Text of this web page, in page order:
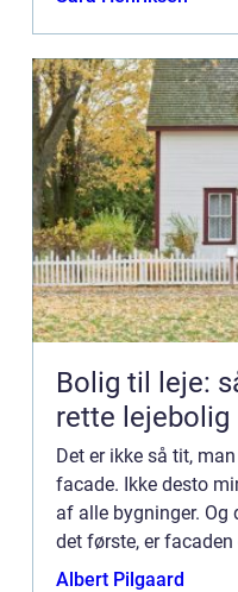
Bolig til leje:
rette lejebolig
Det er ikke så tit,
facade. Ikke desto
af alle bygninger. Og
det første, er
som skal holde
Albert Pilgaard